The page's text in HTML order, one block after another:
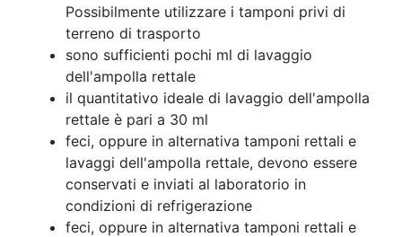
Possibilmente utilizzare i tamponi privi di
terreno di trasporto
sono sufficienti pochi ml di lavaggio
dell'ampolla rettale
il quantitativo ideale di lavaggio dell'ampolla
rettale è pari a 30 ml
feci, oppure in alternativa tamponi rettali e
lavaggi dell'ampolla rettale, devono essere
conservati e inviati al laboratorio in
condizioni di refrigerazione
feci, oppure in alternativa tamponi rettali e